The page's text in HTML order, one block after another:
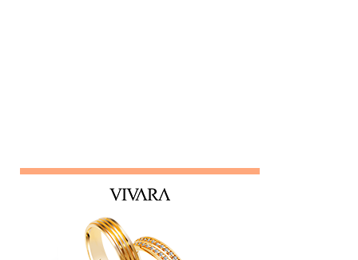
e está sempre metida em confusões. Colegas assim
raramente contribuem para a equipe - mantenha distância e
foque no seu trabalho. Impac...